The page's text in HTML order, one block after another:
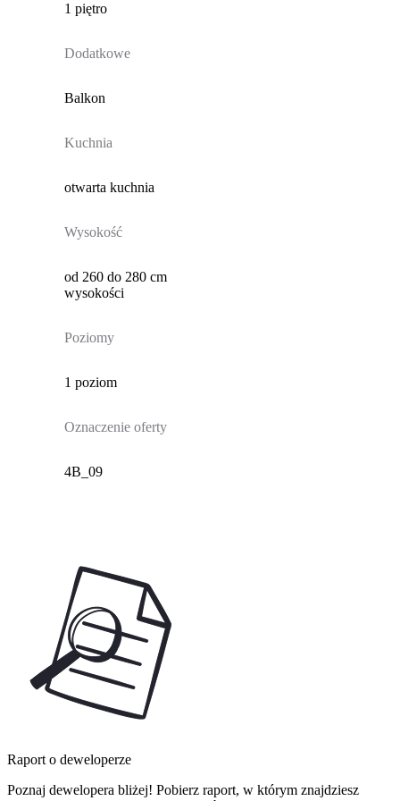
1 piętro
Dodatkowe
Balkon
Kuchnia
otwarta kuchnia
Wysokość
od 260 do 280 cm
wysokości
Poziomy
1 poziom
Oznaczenie oferty
4B_09
Raport o deweloperze
Poznaj dewelopera bliżej! Pobierz raport, w którym znajdziesz